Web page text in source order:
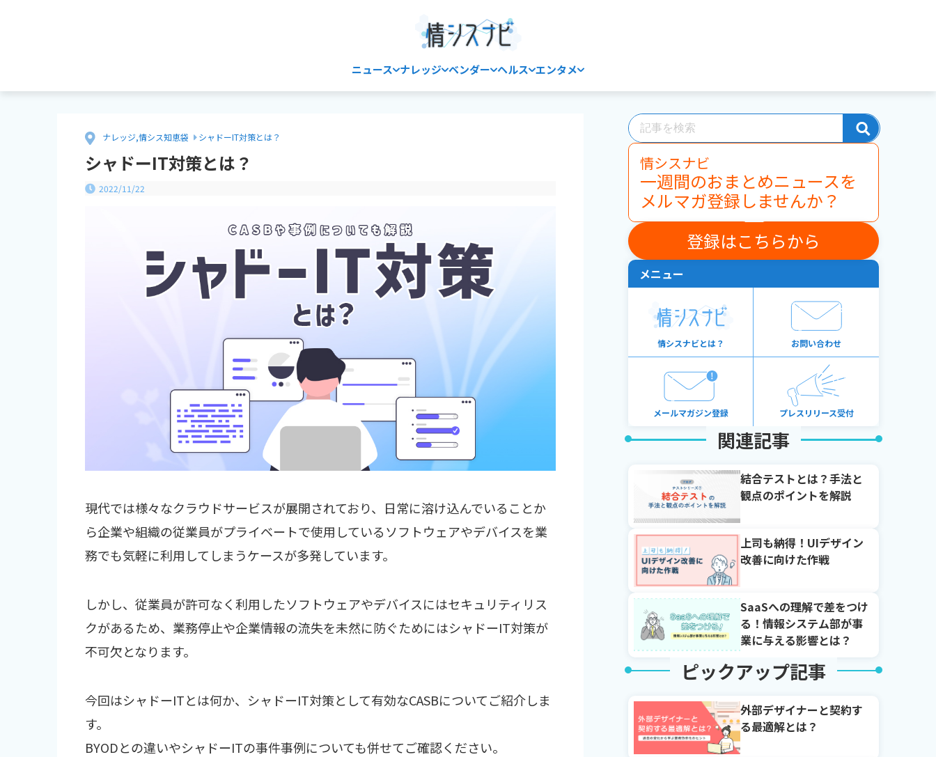
ニュース ナレッジ ベンダー ヘルス エンタメ
ナレッジ,情シス知恵袋 シャドーIT対策とは？
シャドーIT対策とは？
2022/11/22
現代では様々なクラウドサービスが展開されており、日常に溶け込んでいることか
ら企業や組織の従業員がプライベートで使用しているソフトウェアやデバイスを業
務でも気軽に利用してしまうケースが多発しています。
しかし、従業員が許可なく利用したソフトウェアやデバイスにはセキュリティリス
クがあるため、業務停止や企業情報の流失を未然に防ぐためにはシャドーIT対策が
不可欠となります。
今回はシャドーITとは何か、シャドーIT対策として有効なCASBについてご紹介しま
す。
BYODとの違いやシャドーITの事件事例についても併せてご確認ください。
情シスナビ
一週間のおまとめニュースを
メルマガ登録しませんか？
登録はこちらから
メニュー
情シスナビとは？ お問い合わせ
メールマガジン登録 プレスリリース受付
関連記事
結合テストとは？手法と
観点のポイントを解説
上司も納得！UIデザイン
改善に向けた作戦
SaaSへの理解で差をつけ
る！情報システム部が事
業に与える影響とは？
ピックアップ記事
外部デザイナーと契約す
る最適解とは？